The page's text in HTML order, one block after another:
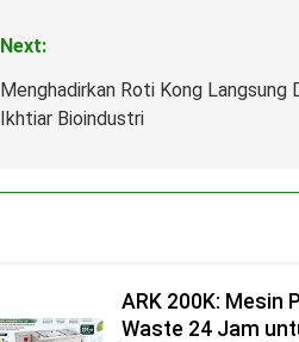
Next:
Menghadirkan Roti Kong Langsung
Ikhtiar Bioindustri
ARK 200K: Mesin
Waste 24 Jam